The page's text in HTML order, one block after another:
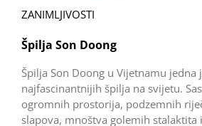
ZANIMLJIVOSTI
Špilja Son Doong
Špilja Son Doong u Vijetnamu jedna
najfascinantnijih špilja na svijetu.
ogromnih prostorija, podzemnih
slapova, mnoštva golemih stalaktita